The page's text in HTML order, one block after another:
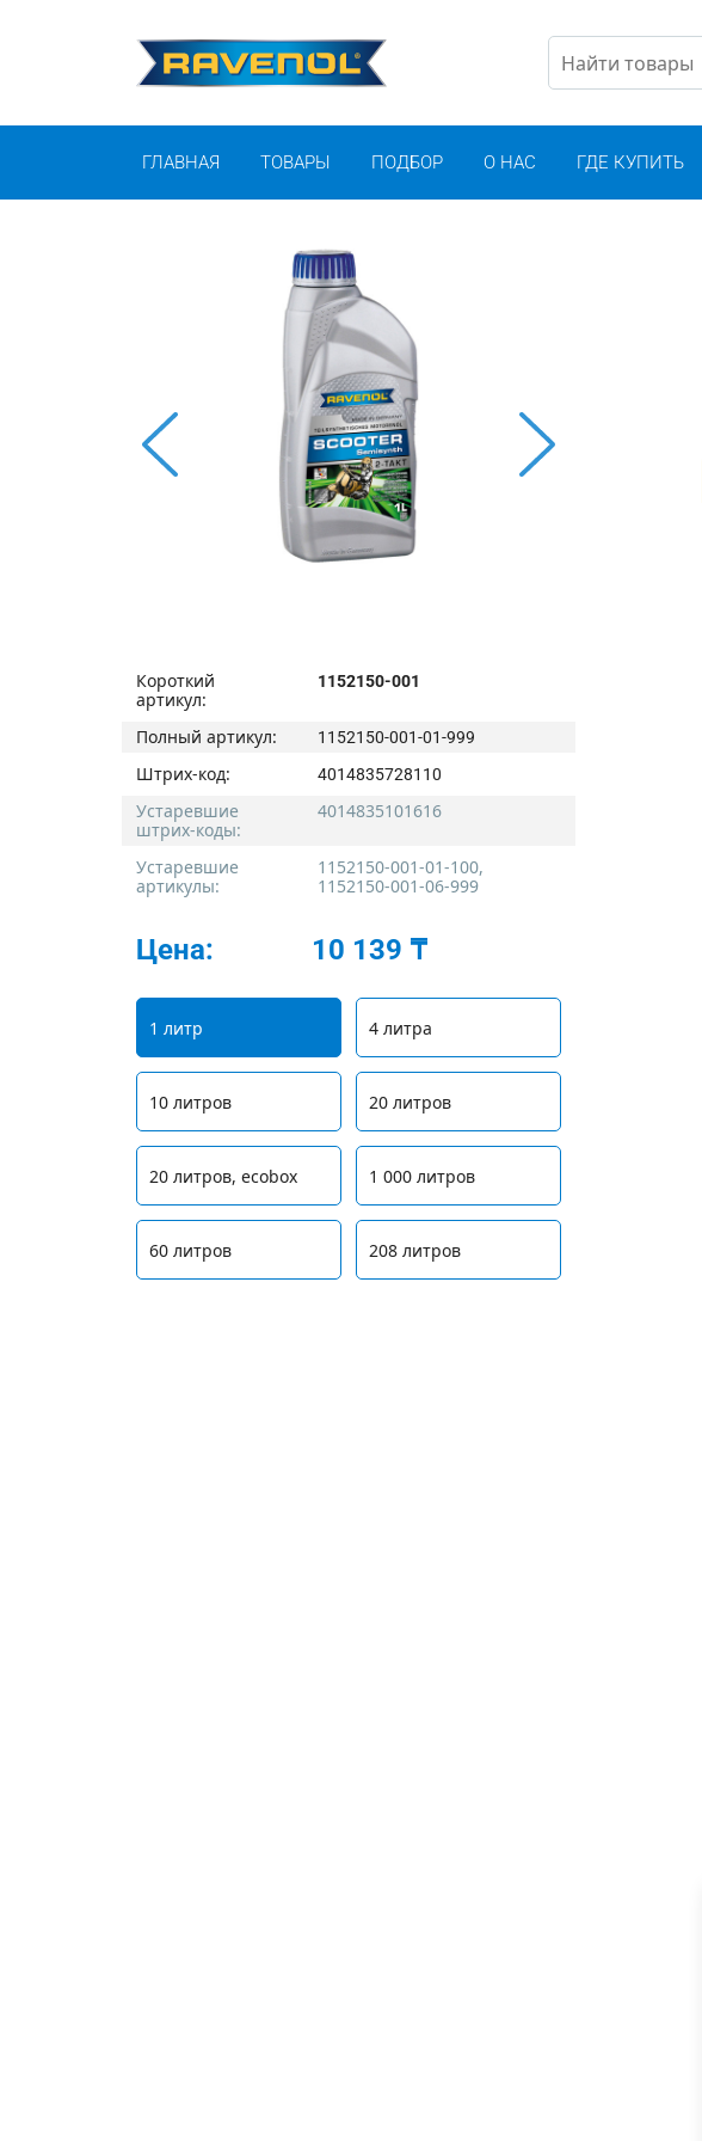
ГЛАВНАЯ ТОВАРЫ ПОДБОР О НАС ГДЕ КУПИТЬ
Короткий
артикул:
1152150-001
Полный артикул: 1152150-001-01-999
Штрих-код: 4014835728110
Устаревшие
штрих-коды:
4014835101616
Устаревшие
артикулы:
1152150-001-01-100,
1152150-001-06-999
Цена: 10 139 ₸
1 литр 4 литра
10 литров 20 литров
20 литров, ecobox 1 000 литров
60 литров 208 литров